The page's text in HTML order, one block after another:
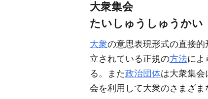
大衆集会
たいしゅうしゅうかい
大衆の意思表現形式の直接的
立されている正規の方法によ
る。また政治団体は大衆集会
会を利用して大衆のさまざま